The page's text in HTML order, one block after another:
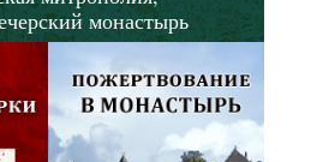
монастырь